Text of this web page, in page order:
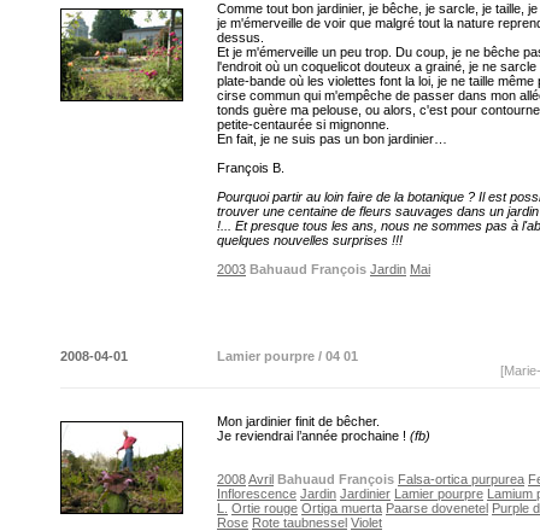
Comme tout bon jardinier, je bêche, je sarcle, je taille,
je m'émerveille de voir que malgré tout la nature
dessus.
Et je m'émerveille un peu trop. Du coup, je ne bêche
l'endroit où un coquelicot douteux a grainé, je ne sarcle
plate-bande où les violettes font la loi, je ne taille même
cirse commun qui m'empêche de passer dans mon
tonds guère ma pelouse, ou alors, c'est pour
petite-centaurée si mignonne.
En fait, je ne suis pas un bon jardinier…
François B.
Pourquoi partir au loin faire de la botanique ? Il est
trouver une centaine de fleurs sauvages dans un
!... Et presque tous les ans, nous ne sommes pas à
quelques nouvelles surprises !!!
2003 Bahuaud François Jardin Mai
2008-04-01
Lamier pourpre / 04 01
Mon jardinier finit de bêcher.
Je reviendrai l’année prochaine ! (fb)
2008Avril Bahuaud François Falsa-ortica purpurea
Inflorescence Jardin Jardinier Lamier pourpre Lamium
L.
Ortie rouge Ortiga muerta Paarse dovenetel Purple
Rose Rote taubnessel Violet